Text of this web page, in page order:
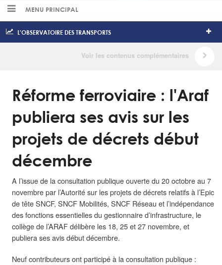
MENU PRINCIPAL
L'OBSERVATOIRE DES TRANSPORTS
Réforme ferroviaire : l'Araf
publiera ses avis sur les
projets de décrets début
décembre
A l’issue de la consultation publique ouverte du 20 octobre au 7
novembre par l’Autorité sur les projets de décrets relatifs à l’Epic
de tête SNCF, SNCF Mobilités, SNCF Réseau et l’indépendance
des fonctions essentielles du gestionnaire d’infrastructure, le
collège de l’ARAF délibère les 18, 25 et 27 novembre, et
publiera ses avis début décembre.
Neuf contributeurs ont participé à la consultation publique :